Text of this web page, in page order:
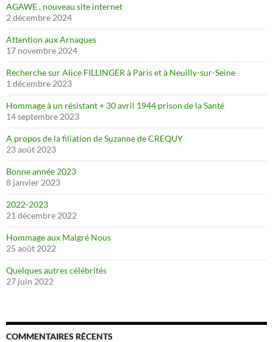
AGAWE , nouveau site internet
2 décembre 2024
Attention aux Arnaques
17 novembre 2024
Recherche sur Alice FILLINGER à Paris et à Neuilly-sur-Seine
1 décembre 2023
Hommage à un résistant + 30 avril 1944 prison de la Santé
14 septembre 2023
A propos de la filiation de Suzanne de CREQUY
23 août 2023
Bonne année 2023
8 janvier 2023
2022-2023
21 décembre 2022
Hommage aux Malgré Nous
25 août 2022
Quelques autres célébrités
27 juin 2022
COMMENTAIRES RÉCENTS